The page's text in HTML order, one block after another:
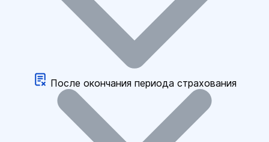
После окончания периода страхования